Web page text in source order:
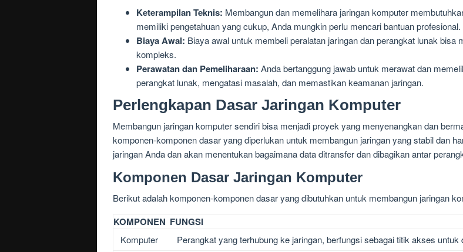
Keterampilan Teknis: Membangun dan memelihara jaringan komputer
memiliki pengetahuan yang cukup, Anda mungkin perlu mencari bantuan profesional.
Biaya Awal: Biaya awal untuk membeli peralatan jaringan dan perangkat lunak bisa
kompleks.
Perawatan dan Pemeliharaan: Anda bertanggung jawab untuk merawat dan
perangkat lunak, mengatasi masalah, dan memastikan keamanan jaringan.
Perlengkapan Dasar Jaringan Komputer
Membangun jaringan komputer sendiri bisa menjadi proyek yang menyenangkan dan
komponen-komponen dasar yang diperlukan untuk membangun jaringan yang stabil dan
jaringan Anda dan akan menentukan bagaimana data ditransfer dan dibagikan antar
Komponen Dasar Jaringan Komputer
Berikut adalah komponen-komponen dasar yang dibutuhkan untuk membangun jaringan
KOMPONEN FUNGSI
Komputer
Perangkat yang terhubung ke jaringan, berfungsi sebagai titik akses untuk